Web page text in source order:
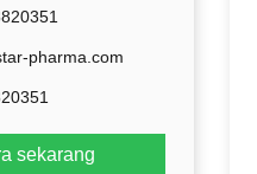
pharma.com
sekarang